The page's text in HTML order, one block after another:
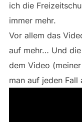
ich die
immer mehr.
Vor allem das
auf mehr… Und
dem Video
man auf jeden